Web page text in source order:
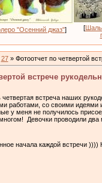
"Осенний джаз"] [Шаль
27» Фотоотчет по четвертой
встрече
четвертая встреча наших
работами, со своими идеями
у меня не получилось
Девочки проводили
начала каждой встречи ))))